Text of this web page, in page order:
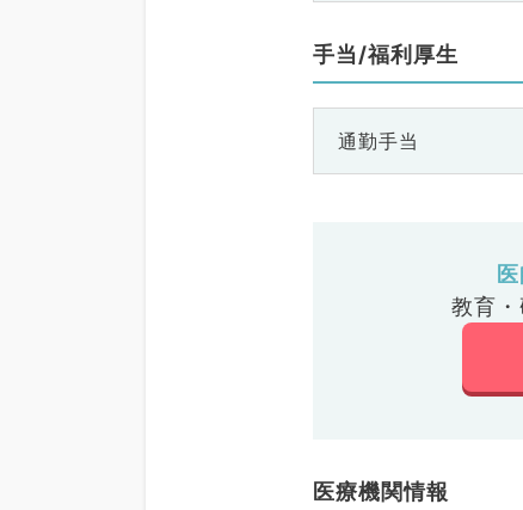
手当/福利厚生
通勤手当
教育
医療機関情報